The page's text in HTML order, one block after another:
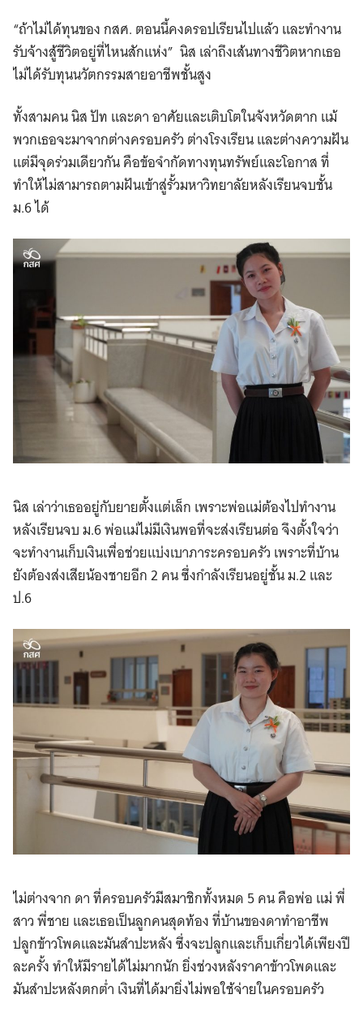
“ถ้าไม่ได้ทุนของ กสศ. ตอนนี้คงดรอปเรียนไปแล้ว และทำงาน
รับจ้างสู้ชีวิตอยู่ที่ไหนสักแห่ง” นิส เล่าถึงเส้นทางชีวิตหากเธอ
ไม่ได้รับทุนนวัตกรรมสายอาชีพชั้นสูง
ทั้งสามคน นิส ปัท และดา อาศัยและเติบโตในจังหวัดตาก แม้
พวกเธอจะมาจากต่างครอบครัว ต่างโรงเรียน และต่างความฝัน
แต่มีจุดร่วมเดียวกัน คือข้อจำกัดทางทุนทรัพย์และโอกาส ที่
ทำให้ไม่สามารถตามฝันเข้าสู่รั้วมหาวิทยาลัยหลังเรียนจบชั้น
ม.6 ได้
นิส เล่าว่าเธออยู่กับยายตั้งแต่เล็ก เพราะพ่อแม่ต้องไปทำงาน
หลังเรียนจบ ม.6 พ่อแม่ไม่มีเงินพอที่จะส่งเรียนต่อ จึงตั้งใจว่า
จะทำงานเก็บเงินเพื่อช่วยแบ่งเบาภาระครอบครัว เพราะที่บ้าน
ยังต้องส่งเสียน้องชายอีก 2 คน ซึ่งกำลังเรียนอยู่ชั้น ม.2 และ
ป.6
ไม่ต่างจาก ดา ที่ครอบครัวมีสมาชิกทั้งหมด 5 คน คือพ่อ แม่ พี่
สาว พี่ชาย และเธอเป็นลูกคนสุดท้อง ที่บ้านของดาทำอาชีพ
ปลูกข้าวโพดและมันสำปะหลัง ซึ่งจะปลูกและเก็บเกี่ยวได้เพียงปี
ละครั้ง ทำให้มีรายได้ไม่มากนัก ยิ่งช่วงหลังราคาข้าวโพดและ
มันสำปะหลังตกต่ำ เงินที่ได้มายิ่งไม่พอใช้จ่ายในครอบครัว